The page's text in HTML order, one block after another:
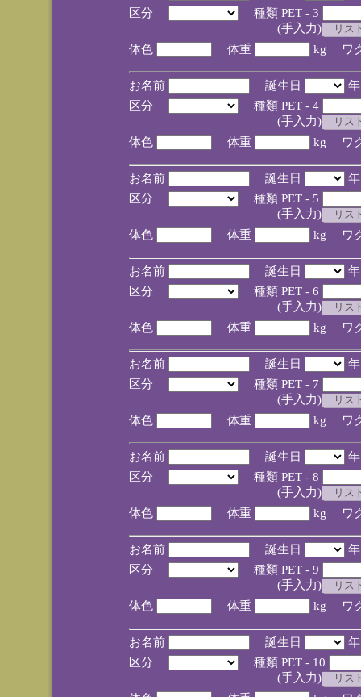
区分
種類 PET - 3
(手入力)
体色
体重 kg ワ
お名前 誕生日
区分
種類 PET - 4
(手入力)
体色
体重 kg ワ
お名前 誕生日
区分
種類 PET - 5
(手入力)
体色
体重 kg ワ
お名前 誕生日
区分
種類 PET - 6
(手入力)
体色
体重 kg ワ
お名前 誕生日
区分
種類 PET - 7
(手入力)
体色
体重 kg ワ
お名前 誕生日
区分
種類 PET - 8
(手入力)
体色
体重 kg ワ
お名前 誕生日
区分
種類 PET - 9
(手入力)
体色
体重 kg ワ
お名前 誕生日
区分
種類 PET - 10
(手入力)